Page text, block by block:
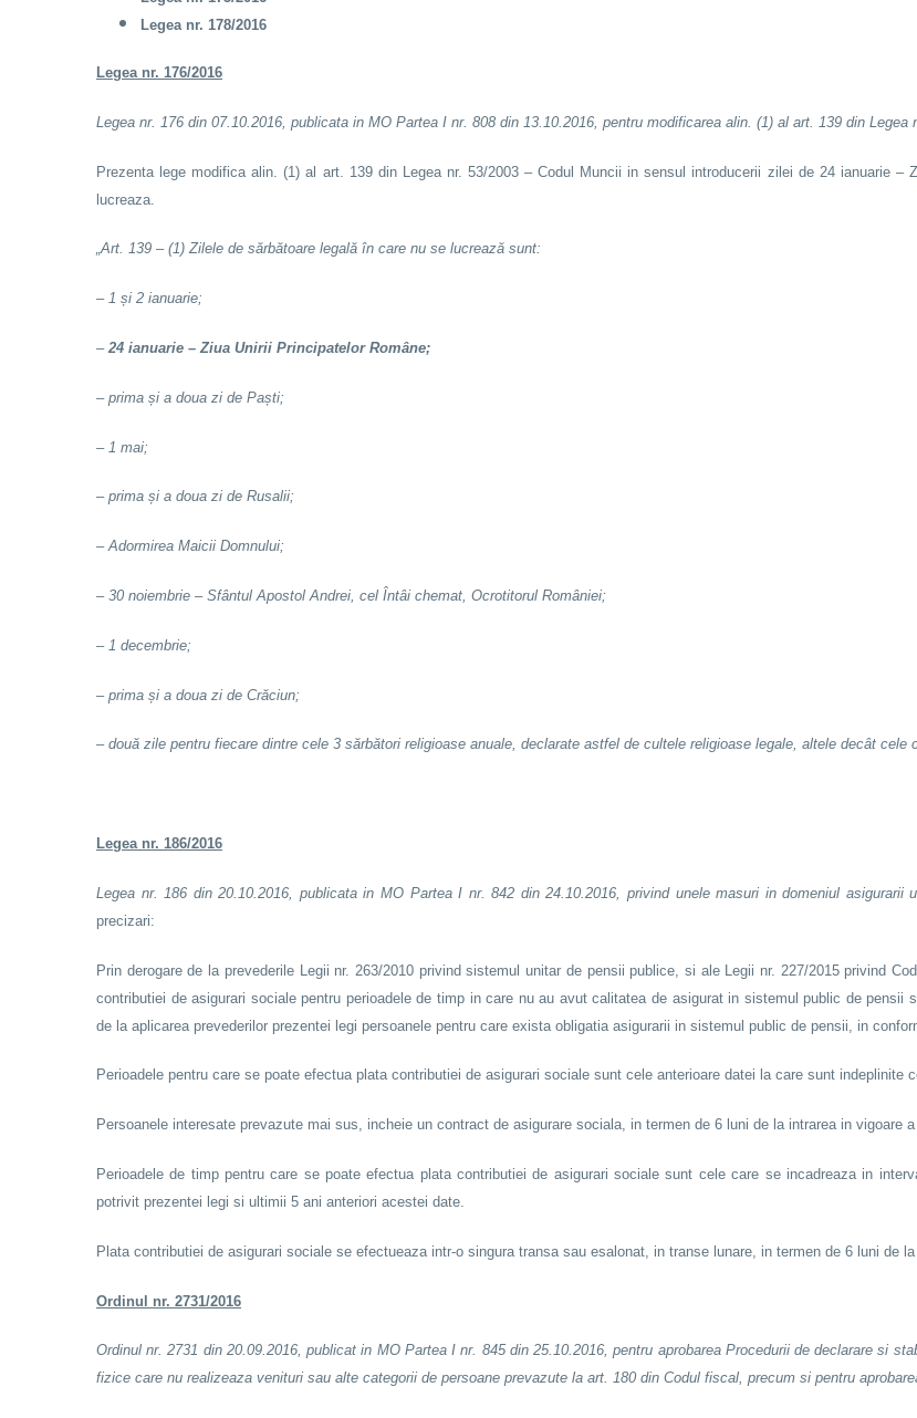
Legea nr. 178/2016
Legea nr. 176/2016
Legea nr. 176 din 07.10.2016, publicata in MO Partea I nr. 808 din 13.10.2016, pentru modificarea alin. (1) al art. 139 din Legea
Prezenta lege modifica alin. (1) al art. 139 din Legea nr. 53/2003 – Codul Muncii in sensul introducerii zilei de 24 ianuarie
lucreaza.
„Art. 139 – (1) Zilele de sărbătoare legală în care nu se lucrează sunt:
– 1 și 2 ianuarie;
– 24 ianuarie – Ziua Unirii Principatelor Române;
– prima și a doua zi de Paști;
– 1 mai;
– prima și a doua zi de Rusalii;
– Adormirea Maicii Domnului;
– 30 noiembrie – Sfântul Apostol Andrei, cel Întâi chemat, Ocrotitorul României;
– 1 decembrie;
– prima și a doua zi de Crăciun;
– două zile pentru fiecare dintre cele 3 sărbători religioase anuale, declarate astfel de cultele religioase legale, altele decât cele
Legea nr. 186/2016
Legea nr. 186 din 20.10.2016, publicata in MO Partea I nr. 842 din 24.10.2016, privind unele masuri in domeniul
precizari:
Prin derogare de la prevederile Legii nr. 263/2010 privind sistemul unitar de pensii publice, si ale Legii nr. 227/2015 privind
contributiei de asigurari sociale pentru perioadele de timp in care nu au avut calitatea de asigurat in sistemul public de
de la aplicarea prevederilor prezentei legi persoanele pentru care exista obligatia asigurarii in sistemul public de pensii, in
Perioadele pentru care se poate efectua plata contributiei de asigurari sociale sunt cele anterioare datei la care sunt
Persoanele interesate prevazute mai sus, incheie un contract de asigurare sociala, in termen de 6 luni de la intrarea in vigoare
Perioadele de timp pentru care se poate efectua plata contributiei de asigurari sociale sunt cele care se incadreaza in
potrivit prezentei legi si ultimii 5 ani anteriori acestei date.
Plata contributiei de asigurari sociale se efectueaza intr-o singura transa sau esalonat, in transe lunare, in termen de 6 luni de
Ordinul nr. 2731/2016
Ordinul nr. 2731 din 20.09.2016, publicat in MO Partea I nr. 845 din 25.10.2016, pentru aprobarea Procedurii de declarare si
fizice care nu realizeaza venituri sau alte categorii de persoane prevazute la art. 180 din Codul fiscal, precum si pentru